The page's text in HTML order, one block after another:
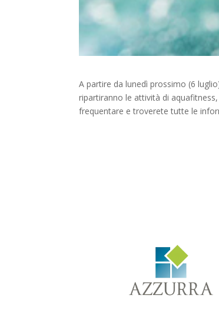
A partire da lunedì prossimo (6
ripartiranno le attività di
frequentare e troverete tutte le